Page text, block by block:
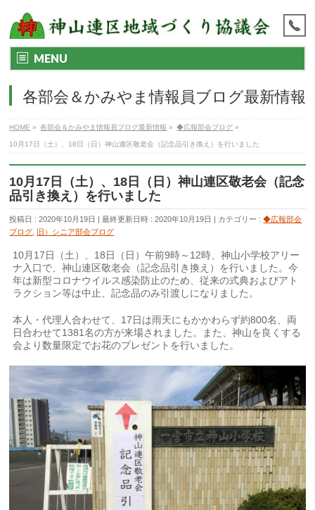
MENU
各部会＆かみやま情報員ブログ最新情報
HOME » 各部会＆かみやま情報員ブログ最新情報 » ◆広報部会ブログ »
10月17日（土）、18日（日）神山連区敬老会（記念品引き換え）を行いました
10月17日（土）、18日（日）神山連区敬老会（記念
品引き換え）を行いました
投稿日 : 2020年10月19日 最終更新日時 : 2020年10月19日 カテゴリー :◆広報部会
ブログ
旧）シニア部会ブログ
10月17日（土）、18日（日）午前9時～12時、神山小学校アリー
ナ入口で、神山連区敬老会（記念品引き換え）を行いました。今
年は新型コロナウイルス感染防止のため、従来の式典およびアト
ラクション等は中止、記念品のみ引渡しになりました。
本人・代理人合わせて、17日は雨天にもかかわらず約800名、両
日合わせて1381名の方が来場されました。また、神山を良くする
会より数量限定でお花のプレゼントを行いました。